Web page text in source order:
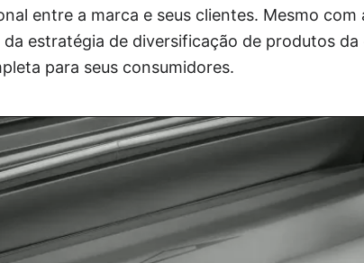
entre a marca e seus clientes. Mesmo
estratégia de diversificação de produtos da
para seus consumidores.